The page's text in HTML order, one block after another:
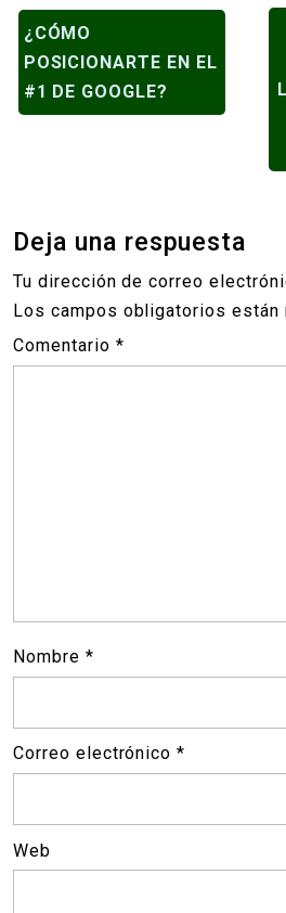
NAVEGACIÓN
DE
ENTRADAS
¿CÓMO
POSICIONARTE EN EL
#1 DE GOOGLE?
Deja una respuesta
Tu dirección de correo
Los campos obligatorios
Comentario *
Nombre *
Correo electrónico*
Web